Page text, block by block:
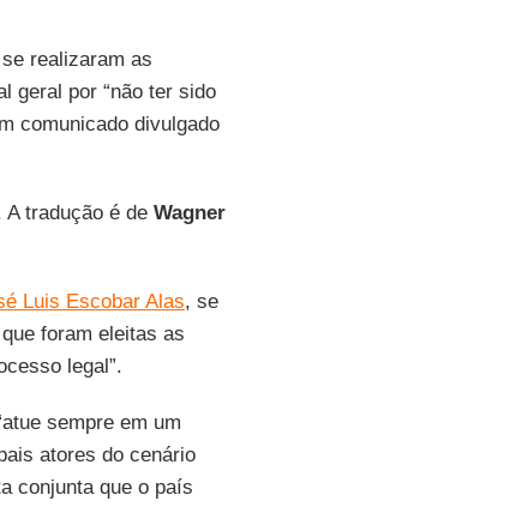
realizaram as
geral por “não ter sido
comunicado divulgado
A tradução é de Wagner
Luis Escobar Alas, se
foram eleitas as
legal”.
sempre em um
atores do cenário
conjunta que o país